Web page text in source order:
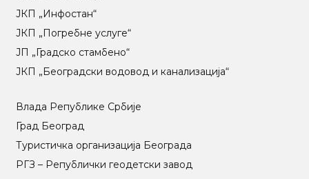
ЈКП „Инфостан“
ЈКП „Погребне услуге“
ЈП „Градско стамбено“
ЈКП „Београдски водовод и канализација“
Влада Републике Србије
Град Београд
Туристичка организација Београда
РГЗ – Републички геодетски завод